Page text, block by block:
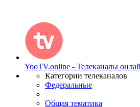
YooTV.online - Телеканалы
Категории телеканалов
Федеральные
Общая тематика